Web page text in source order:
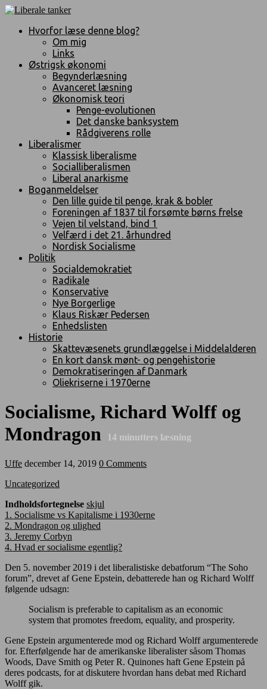
Hvorfor læse denne blog?
Om mig
Links
Østrigsk økonomi
Begynderlæsning
Avanceret læsning
Økonomisk teori
Penge-evolutionen
Det danske banksystem
Rådgiverens rolle
Liberalismer
Klassisk liberalisme
Socialliberalismen
Liberal anarkisme
Boganmeldelser
Den lille guide til penge, krak & bobler
Foreningen af 1837 til forsømte børns frelse
Vejen til velstand, bind 1
Velfærd i det 21. århundred
Nordisk Socialisme
Politik
Socialdemokratiet
Radikale
Konservative
Nye Borgerlige
Klaus Riskær Pedersen
Enhedslisten
Historie
Skattevæsenets grundlæggelse i Middelalderen
En kort dansk mønt- og pengehistorie
Demokratiseringen af Danmark
Oliekriserne i 1970erne
Socialisme, Richard Wolff og
Mondragon
14 minutters læsning
Uffe december 14, 2019 0 Comments
Uncategorized
Indholdsfortegnelse skjul
1. Socialisme vs Kapitalisme i 1930erne
2. Mondragon og ulighed
3. Jeremy Corbyn
4. Hvad er socialisme egentlig?
Den 5. november 2019 i det liberalistiske debatforum “The Soho
forum”, drevet af Gene Epstein, debatterede han og Richard Wolff
følgende udsagn:
Socialism is preferable to capitalism as an economic
system that promotes freedom, equality, and prosperity.
Gene Epstein argumenterede mod og Richard Wolff argumenterede
for. Efterfølgende har de amerikanske liberalister såsom Thomas
Woods, Dave Smith og Peter R. Quinones haft Gene Epstein på
deres podcasts, for at diskutere hvordan hans debat med Richard
Wolff gik.